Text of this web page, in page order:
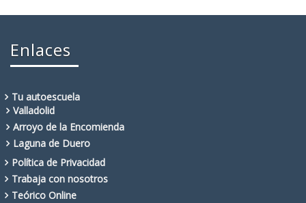
Enlaces
Tu autoescuela
Valladolid
Arroyo de la Encomienda
Laguna de Duero
Política de Privacidad
Trabaja con nosotros
Teórico Online